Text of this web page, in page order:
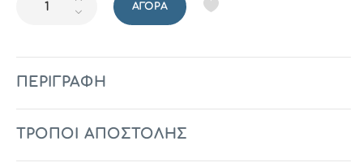
ΑΓΟΡΆ
ΠΕΡΙΓΡΑΦΉ
ΤΡΟΠΟΙ ΑΠΟΣΤΟΛΗΣ